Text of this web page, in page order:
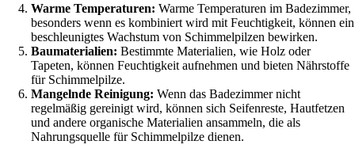
Warme Temperaturen: Warme Temperaturen im Badezimmer,
besonders wenn es kombiniert wird mit Feuchtigkeit, können ein
beschleunigtes Wachstum von Schimmelpilzen bewirken.
Baumaterialien: Bestimmte Materialien, wie Holz oder
Tapeten, können Feuchtigkeit aufnehmen und bieten Nährstoffe
für Schimmelpilze.
Mangelnde Reinigung: Wenn das Badezimmer nicht
regelmäßig gereinigt wird, können sich Seifenreste, Hautfetzen
und andere organische Materialien ansammeln, die als
Nahrungsquelle für Schimmelpilze dienen.